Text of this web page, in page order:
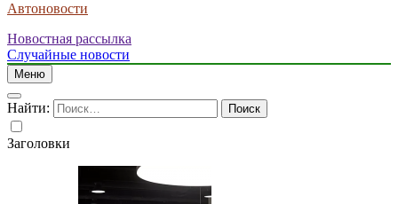
Автоновости
Новостная рассылка
Случайные новости
Меню
Найти:
Заголовки